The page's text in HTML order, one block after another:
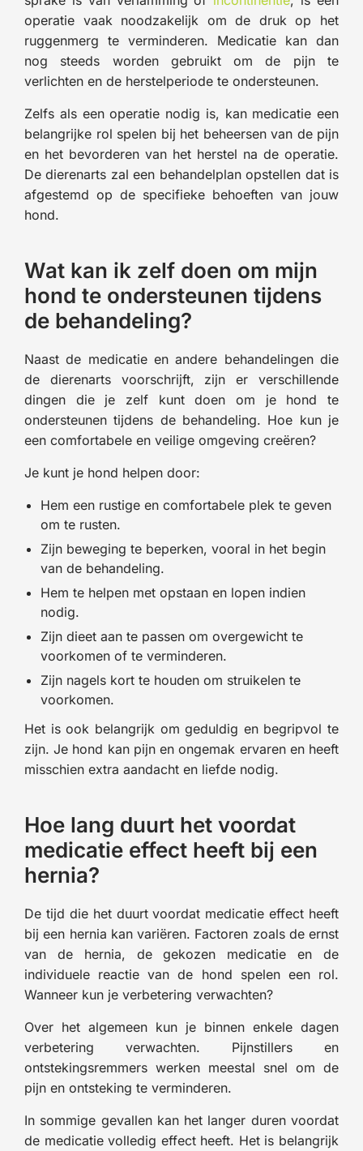
operatie vaak noodzakelijk om de druk op het
ruggenmerg te verminderen. Medicatie kan dan
nog steeds worden gebruikt om de pijn te
verlichten en de herstelperiode te ondersteunen.
Zelfs als een operatie nodig is, kan medicatie een
belangrijke rol spelen bij het beheersen van de pijn
en het bevorderen van het herstel na de operatie.
De dierenarts zal een behandelplan opstellen dat is
afgestemd op de specifieke behoeften van jouw
hond.
Wat kan ik zelf doen om mijn
hond te ondersteunen tijdens
de behandeling?
Naast de medicatie en andere behandelingen die
de dierenarts voorschrijft, zijn er verschillende
dingen die je zelf kunt doen om je hond te
ondersteunen tijdens de behandeling. Hoe kun je
een comfortabele en veilige omgeving creëren?
Je kunt je hond helpen door:
Hem een rustige en comfortabele plek te geven
om te rusten.
Zijn beweging te beperken, vooral in het begin
van de behandeling.
Hem te helpen met opstaan en lopen indien
nodig.
Zijn dieet aan te passen om overgewicht te
voorkomen of te verminderen.
Zijn nagels kort te houden om struikelen te
voorkomen.
Het is ook belangrijk om geduldig en begripvol te
zijn. Je hond kan pijn en ongemak ervaren en heeft
misschien extra aandacht en liefde nodig.
Hoe lang duurt het voordat
medicatie effect heeft bij een
hernia?
De tijd die het duurt voordat medicatie effect heeft
bij een hernia kan variëren. Factoren zoals de ernst
van de hernia, de gekozen medicatie en de
individuele reactie van de hond spelen een rol.
Wanneer kun je verbetering verwachten?
Over het algemeen kun je binnen enkele dagen
verbetering verwachten. Pijnstillers en
ontstekingsremmers werken meestal snel om de
pijn en ontsteking te verminderen.
In sommige gevallen kan het langer duren voordat
de medicatie volledig effect heeft. Het is belangrijk